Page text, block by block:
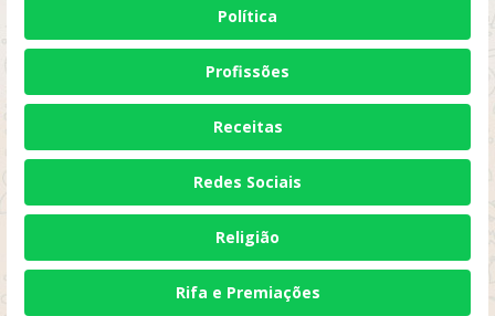
Política
Profissões
Receitas
Redes Sociais
Religião
Rifa e Premiações